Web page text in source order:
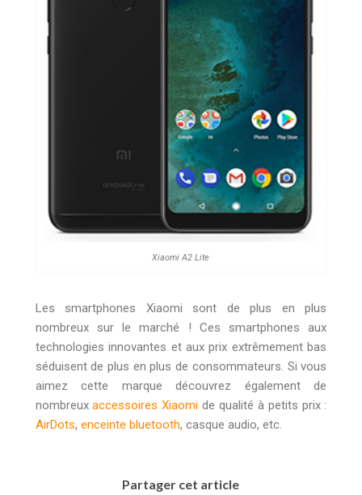
Xiaomi A2 Lite
Les smartphones Xiaomi sont de plus en plus
nombreux sur le marché ! Ces smartphones aux
technologies innovantes et aux prix extrêmement bas
séduisent de plus en plus de consommateurs. Si vous
aimez cette marque découvrez également de
nombreuxaccessoires Xiaomi de qualité à petits prix :
AirDots, enceinte bluetooth, casque audio, etc.
Partager cet article